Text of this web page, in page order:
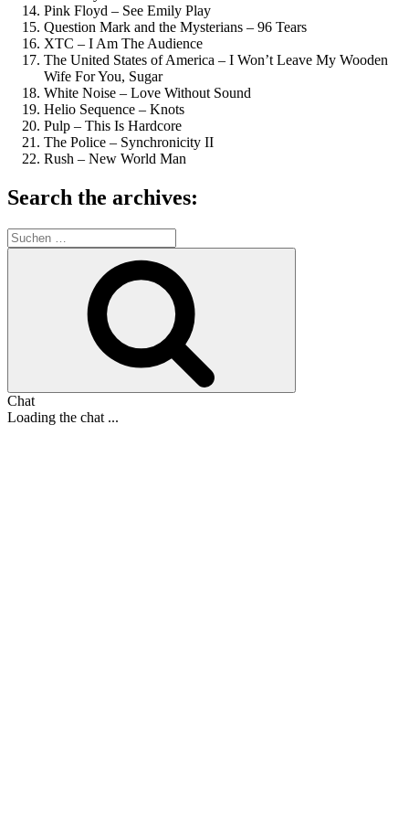
Pink Floyd – See Emily Play
Question Mark and the Mysterians – 96 Tears
XTC – I Am The Audience
The United States of America – I Won’t Leave My Wooden
Wife For You, Sugar
White Noise – Love Without Sound
Helio Sequence – Knots
Pulp – This Is Hardcore
The Police – Synchronicity II
Rush – New World Man
Search the archives:
Suche
nach:
Chat
Loading the chat ...